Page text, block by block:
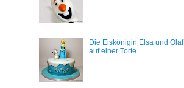
Die Eiskönigin Elsa und Olaf
auf einer Torte